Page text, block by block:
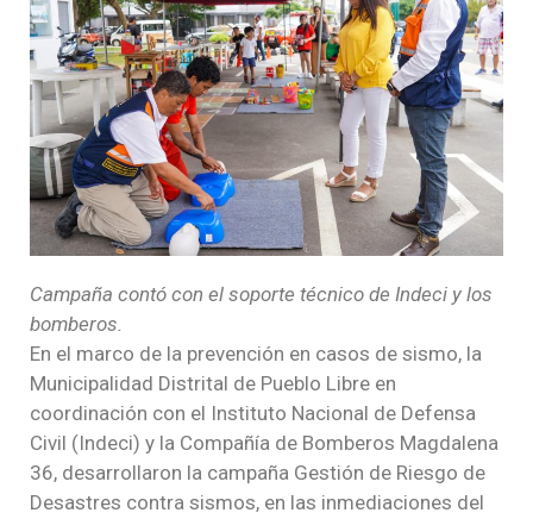
Campaña contó con el soporte técnico de Indeci y los
bomberos.
En el marco de la prevención en casos de sismo, la
Municipalidad Distrital de Pueblo Libre en
coordinación con el Instituto Nacional de Defensa
Civil (Indeci) y la Compañía de Bomberos Magdalena
36, desarrollaron la campaña Gestión de Riesgo de
Desastres contra sismos, en las inmediaciones del